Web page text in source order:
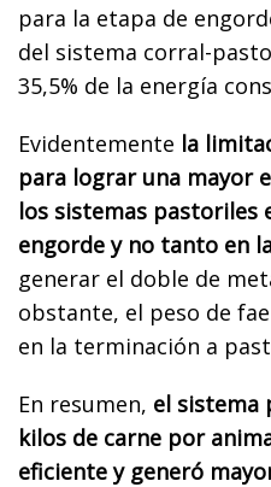
para la etapa de
del sistema corral-
35,5% de la energía
Evidentemente la
para lograr una mayor
los sistemas pastoriles
engorde y no tanto en
generar el doble de
obstante, el peso de
en la terminación a
En resumen, el sistema
kilos de carne por
eficiente y generó